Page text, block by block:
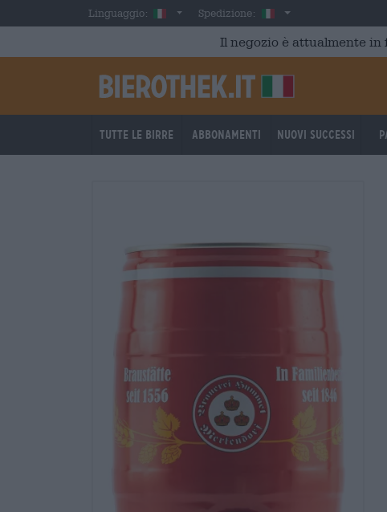
Skip to main contentLinguaggio: ItalianSpedizione: Italia
Il negozio è attualmente in
Tutte le birre Abbonamenti Nuovi successi